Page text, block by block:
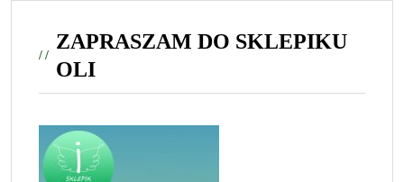
ZAPRASZAM DO SKLEPIKU
OLI